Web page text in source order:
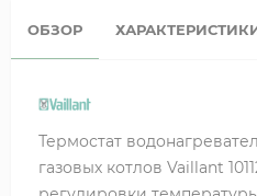
ОБЗОР
Термостат
газовых котлов Vaillant